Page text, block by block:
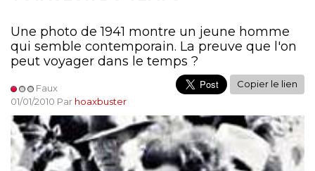
Une photo de 1941 montre un jeune homme
qui semble contemporain. La preuve que l'on
peut voyager dans le temps ?
Faux
01/01/2010 Par hoaxbuster
Copier le lien